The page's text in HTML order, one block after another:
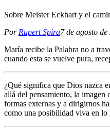
Sobre Meister Eckhart y el
Por Rupert Spira7 de agosto de
María recibe la Palabra no a
cuando esta se vuelve pura,
¿Qué significa que Dios nazca
allá del pensamiento, la imagen
formas externas y a dirigirnos
como una posibilidad viva en lo